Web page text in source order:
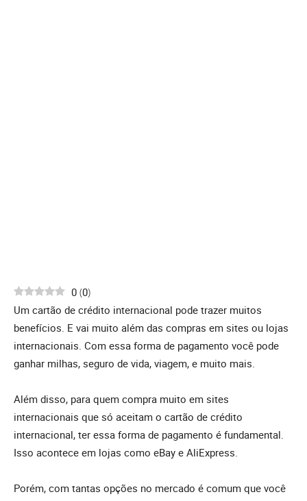
0 (0)
Um cartão de crédito internacional pode trazer muitos
benefícios. E vai muito além das compras em sites ou lojas
internacionais. Com essa forma de pagamento você pode
ganhar milhas, seguro de vida, viagem, e muito mais.
Além disso, para quem compra muito em sites
internacionais que só aceitam o cartão de crédito
internacional, ter essa forma de pagamento é fundamental.
Isso acontece em lojas como eBay e AliExpress.
Porém, com tantas opções no mercado é comum que você